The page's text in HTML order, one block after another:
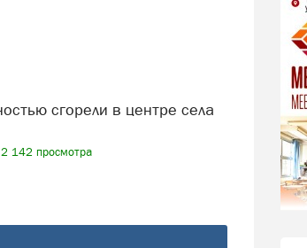
2 142 просмотра